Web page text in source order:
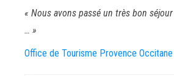
« Nous avons passé un très bon
… »
Office de Tourisme Provence Occitane